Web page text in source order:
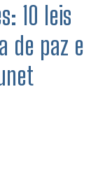
10 leis
de paz e